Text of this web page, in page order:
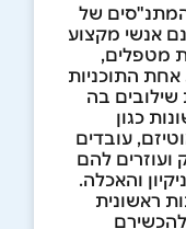
של
אנשי מקצוע
מטפלים,
אחת התוכניות
שילובים בה
כגון
עובדים
להם
והאכלה.
ראשונית